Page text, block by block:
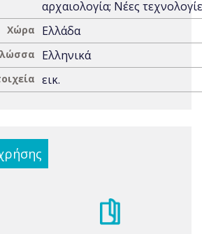
αρχαιολογία; Νέες
Χώρα Ελλάδα
Ελληνικά
εικ.